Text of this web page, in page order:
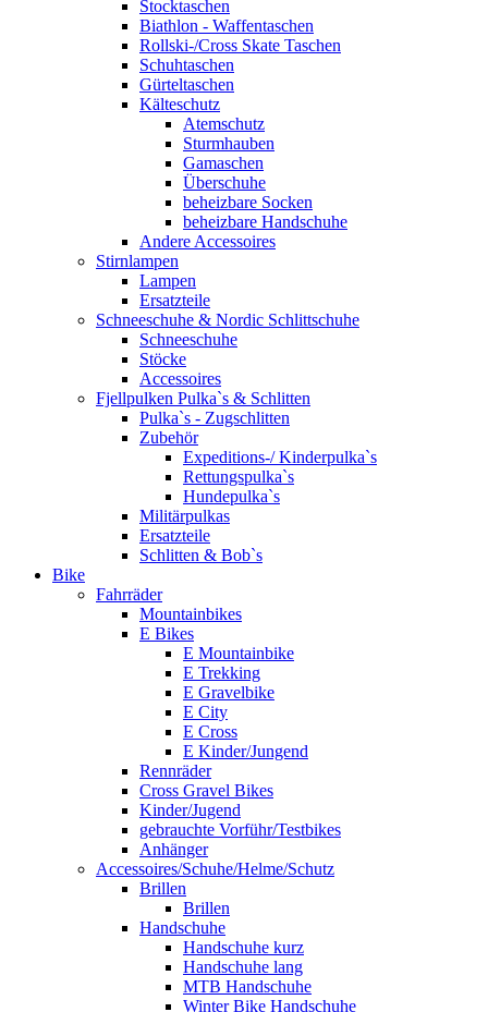
Stocktaschen
Biathlon - Waffentaschen
Rollski-/Cross Skate Taschen
Schuhtaschen
Gürteltaschen
Kälteschutz
Atemschutz
Sturmhauben
Gamaschen
Überschuhe
beheizbare Socken
beheizbare Handschuhe
Andere Accessoires
Stirnlampen
Lampen
Ersatzteile
Schneeschuhe & Nordic Schlittschuhe
Schneeschuhe
Stöcke
Accessoires
Fjellpulken Pulka`s & Schlitten
Pulka`s - Zugschlitten
Zubehör
Expeditions-/ Kinderpulka`s
Rettungspulka`s
Hundepulka`s
Militärpulkas
Ersatzteile
Schlitten & Bob`s
Bike
Fahrräder
Mountainbikes
E Bikes
E Mountainbike
E Trekking
E Gravelbike
E City
E Cross
E Kinder/Jungend
Rennräder
Cross Gravel Bikes
Kinder/Jugend
gebrauchte Vorführ/Testbikes
Anhänger
Accessoires/Schuhe/Helme/Schutz
Brillen
Brillen
Handschuhe
Handschuhe kurz
Handschuhe lang
MTB Handschuhe
Winter Bike Handschuhe